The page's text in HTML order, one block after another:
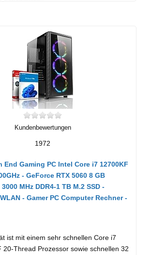
Kundenbewertungen
1972
End Gaming PC Intel Core i7 12700KF
- GeForce RTX 5060 8 GB
MHz DDR4-1 TB M.2 SSD -
- Gamer PC Computer Rechner -
ist mit einem sehr schnellen Core i7
20-Thread Prozessor sowie schnellen 32